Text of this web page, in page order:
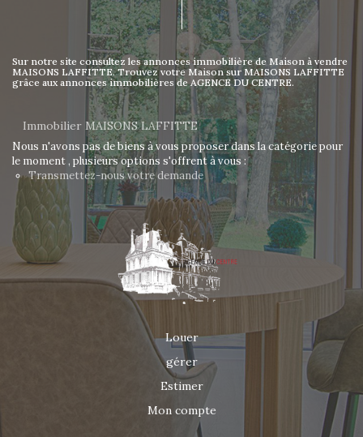
Sur notre site consultez les annonces immobilière de Maison à vendre
MAISONS LAFFITTE. Trouvez votre Maison sur MAISONS LAFFITTE
grâce aux annonces immobilières de AGENCE DU CENTRE.
Immobilier MAISONS LAFFITTE
Nous n'avons pas de biens à vous proposer dans la catégorie pour
le moment , plusieurs options s'offrent à vous :
Transmettez-nous votre demande
Louer
gérer
Estimer
Mon compte